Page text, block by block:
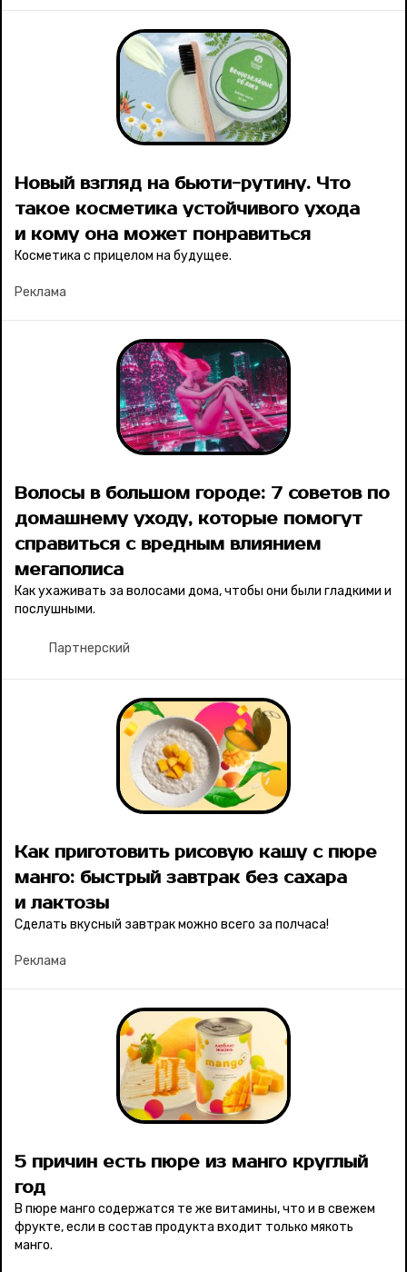
Новый взгляд на бьюти-рутину. Что
такое косметика устойчивого ухода
и кому она может понравиться
Косметика с прицелом на будущее.
Реклама
Волосы в большом городе: 7 советов по
домашнему уходу, которые помогут
справиться с вредным влиянием
мегаполиса
Как ухаживать за волосами дома, чтобы они были гладкими и
послушными.
Партнерский
Как приготовить рисовую кашу с пюре
манго: быстрый завтрак без сахара
и лактозы
Сделать вкусный завтрак можно всего за полчаса!
Реклама
5 причин есть пюре из манго круглый
год
В пюре манго содержатся те же витамины, что и в свежем
фрукте, если в состав продукта входит только мякоть
манго.